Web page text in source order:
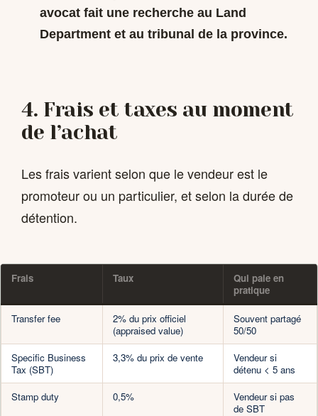
avocat fait une recherche au Land
Department et au tribunal de la province.
4. Frais et taxes au moment
de l’achat
Les frais varient selon que le vendeur est le
promoteur ou un particulier, et selon la durée de
détention.
Frais Taux
Qui paie en
pratique
Transfer fee
2% du prix officiel
(appraised value)
Souvent partagé
50/50
Specific Business
Tax (SBT)
3,3% du prix de vente
Vendeur si
détenu < 5 ans
Stamp duty
0,5%
Vendeur si pas
de SBT